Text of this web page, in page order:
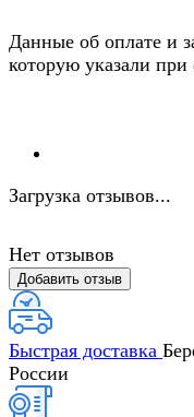
Данные об оплате и
которую указали
Загрузка отзывов...
Нет отзывов
Добавить отзыв
Быстрая доставка
России